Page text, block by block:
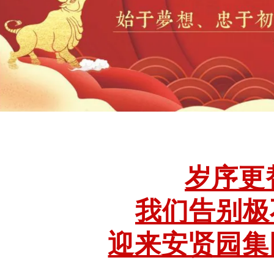
岁序更
我们告别
迎来安贤园